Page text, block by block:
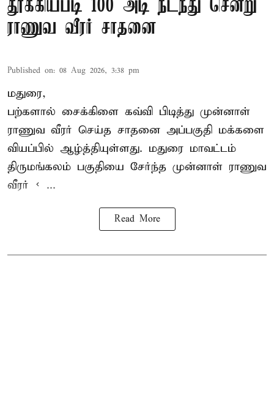
தூக்கியபடி 100 அடி நடந்து சென்று
ராணுவ வீரர் சாதனை
Published on: 08 Aug 2026, 3:38 pm
மதுரை,
பற்களால் சைக்கிளை கவ்வி பிடித்து முன்னாள்
ராணுவ வீரர் செய்த சாதனை அப்பகுதி மக்களை
வியப்பில் ஆழ்த்தியுள்ளது. மதுரை மாவட்டம்
திருமங்கலம் பகுதியை சேர்ந்த முன்னாள் ராணுவ
வீரர் < ...
Read More